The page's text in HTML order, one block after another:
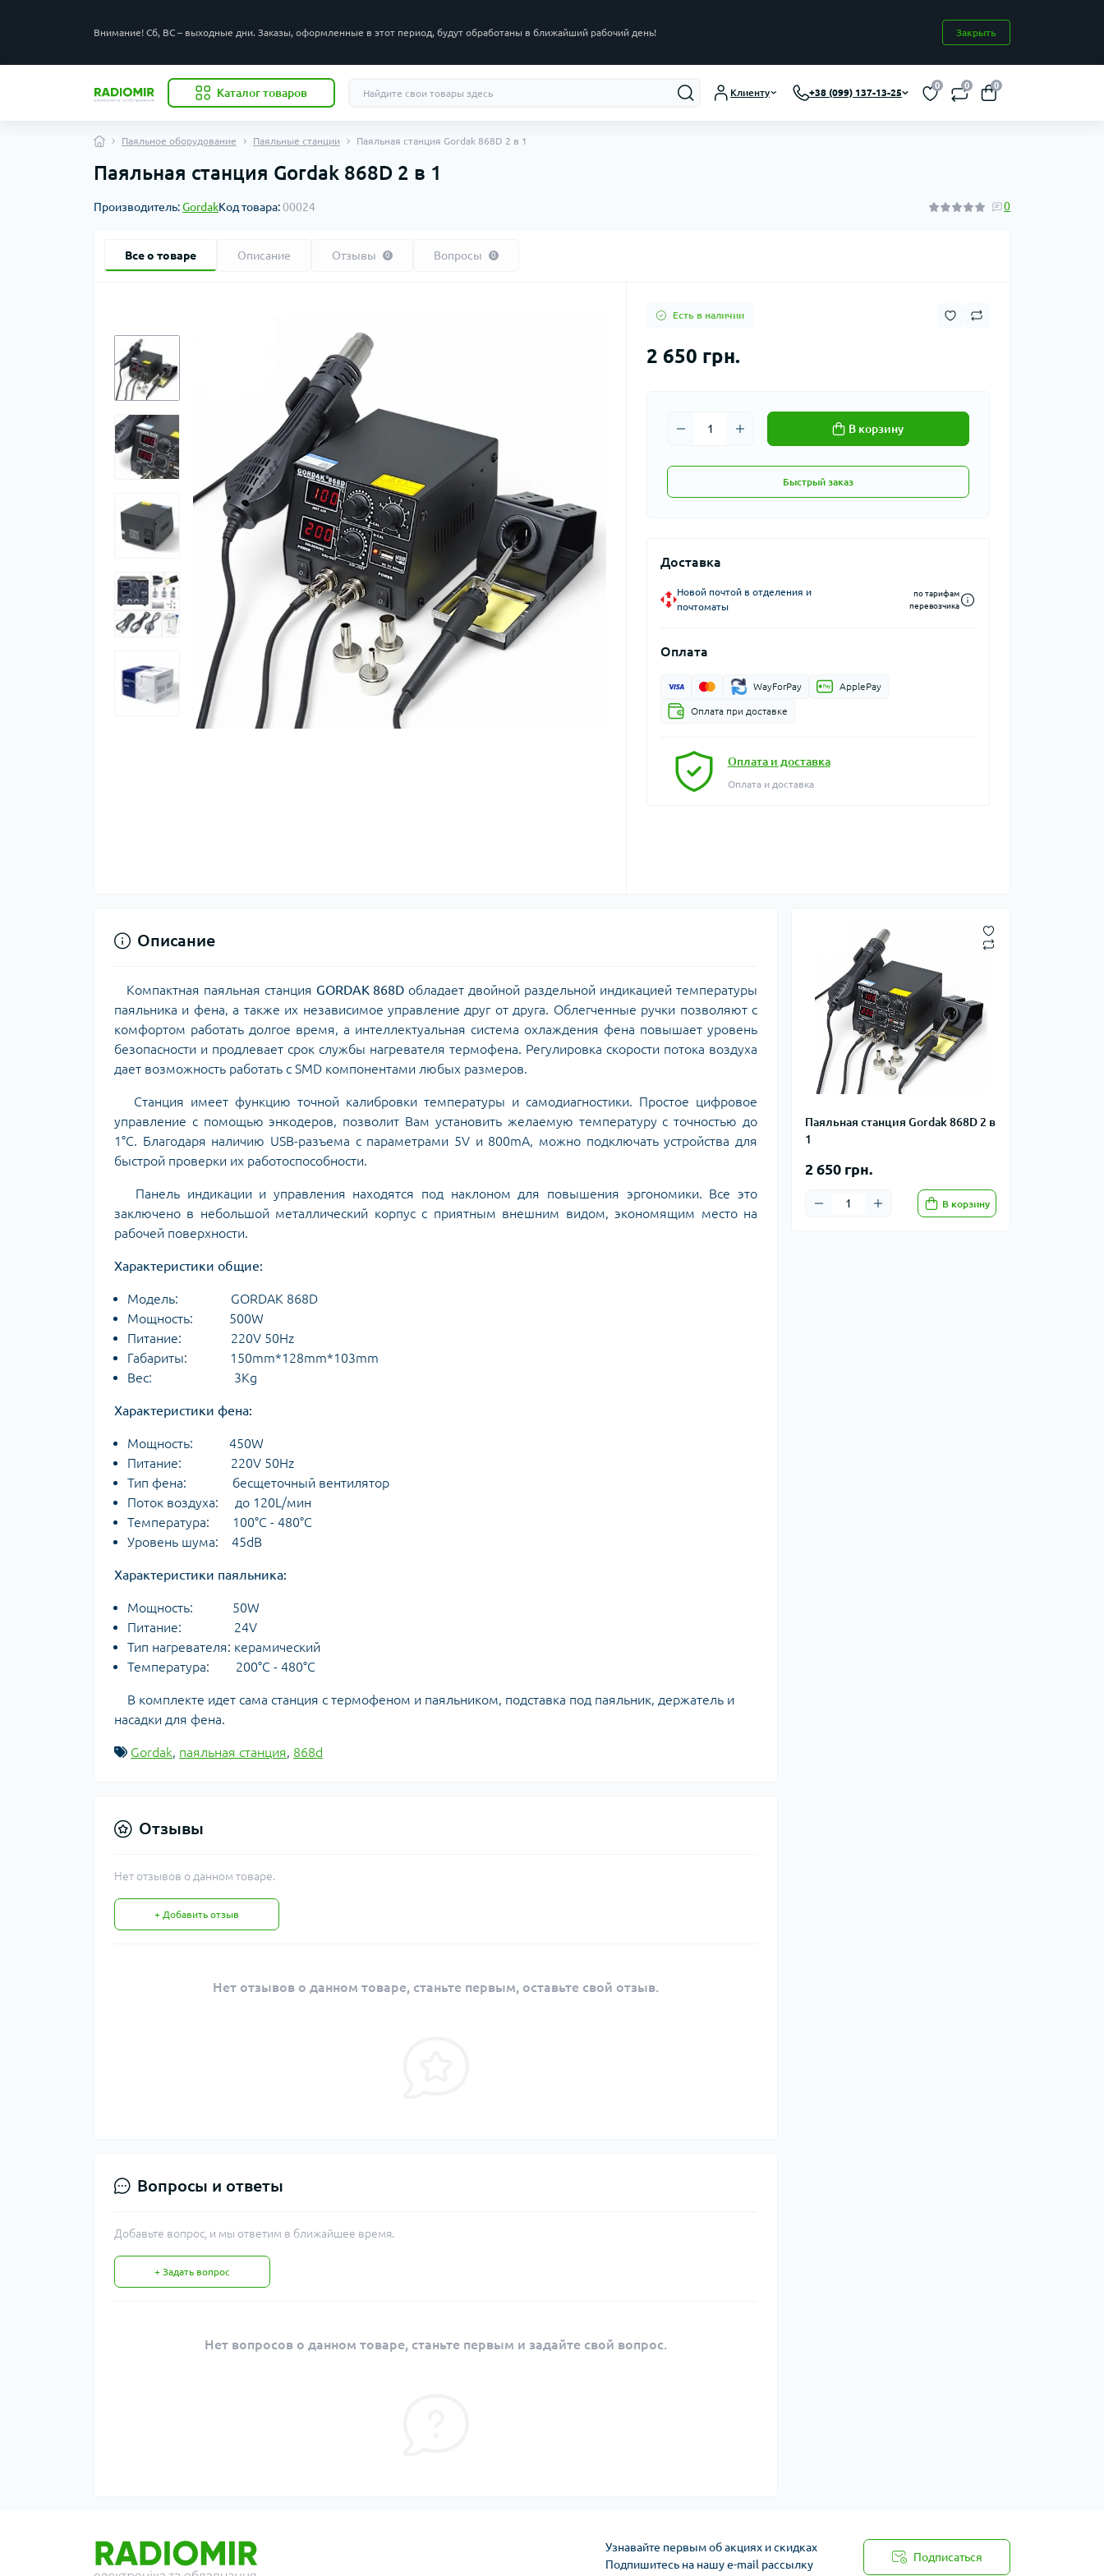
Внимание! Сб, ВС – выходные дни. Заказы, оформленные в этот период, будут обработаны в ближайший рабочий день! Закрыть
Каталог товаров Клиенту +38 (099) 137-13-25
0 0 0
Паяльное оборудование Паяльные станции Паяльная станция Gordak 868D 2 в 1
Паяльная станция Gordak 868D 2 в 1
Производитель:GordakКод товара:00024 0
Все о товаре Описание Отзывы 0 Вопросы 0
Есть в наличии
2 650 грн.
В корзину
Быстрый заказ
Доставка
Новой почтой в отделения и
почтоматы
по тарифам
перевозчика
Оплата
WayForPay ApplePay
Оплата при доставке
Оплата и доставка
Оплата и доставка
Паяльная станция Gordak 868D 2 в
1
2 650 грн.
В корзину
Описание
Компактная паяльная станция GORDAK 868D обладает двойной раздельной индикацией температуры
паяльника и фена, а также их независимое управление друг от друга. Облегченные ручки позволяют с
комфортом работать долгое время, а интеллектуальная система охлаждения фена повышает уровень
безопасности и продлевает срок службы нагревателя термофена. Регулировка скорости потока воздуха
дает возможность работать с SMD компонентами любых размеров.
Станция имеет функцию точной калибровки температуры и самодиагностики. Простое цифровое
управление с помощью энкодеров, позволит Вам установить желаемую температуру с точностью до
1°C. Благодаря наличию USB-разъема с параметрами 5V и 800mA, можно подключать устройства для
быстрой проверки их работоспособности.
Панель индикации и управления находятся под наклоном для повышения эргономики. Все это
заключено в небольшой металлический корпус с приятным внешним видом, экономящим место на
рабочей поверхности.
Характеристики общие:
Модель: GORDAK 868D
Мощность: 500W
Питание: 220V 50Hz
Габариты: 150mm*128mm*103mm
Вес: 3Kg
Характеристики фена:
Мощность: 450W
Питание: 220V 50Hz
Тип фена: бесщеточный вентилятор
Поток воздуха: до 120L/мин
Температура: 100°C - 480°C
Уровень шума: 45dB
Характеристики паяльника:
Мощность: 50W
Питание: 24V
Тип нагревателя: керамический
Температура: 200°C - 480°C
В комплекте идет сама станция с термофеном и паяльником, подставка под паяльник, держатель и
насадки для фена.
Gordak, паяльная станция, 868d
Отзывы
Нет отзывов о данном товаре.
+ Добавить отзыв
Нет отзывов о данном товаре, станьте первым, оставьте свой отзыв.
Вопросы и ответы
Добавьте вопрос, и мы ответим в ближайшее время.
+ Задать вопрос
Нет вопросов о данном товаре, станьте первым и задайте свой вопрос.
Узнавайте первым об акциях и скидках
Подпишитесь на нашу e-mail рассылку
Подписаться